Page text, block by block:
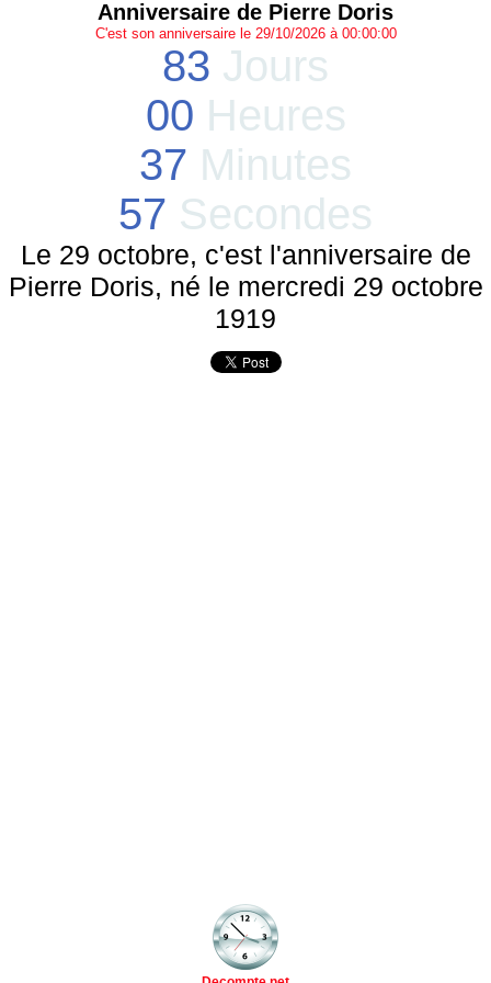
Anniversaire de Pierre Doris
C'est son anniversaire le 29/10/2026 à 00:00:00
83 Jours
00 Heures
37 Minutes
57 Secondes
Le 29 octobre, c'est l'anniversaire de
Pierre Doris, né le mercredi 29 octobre
1919